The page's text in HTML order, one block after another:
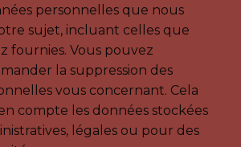
personnelles que nous
sujet, incluant celles que
fournies. Vous pouvez
la suppression des
vous concernant. Cela
compte les données stockées
légales ou pour des